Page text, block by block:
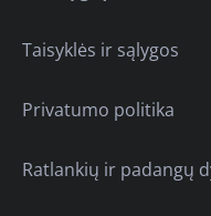
Taisyklės ir sąlygos
Privatumo politika
Ratlankių ir padangų